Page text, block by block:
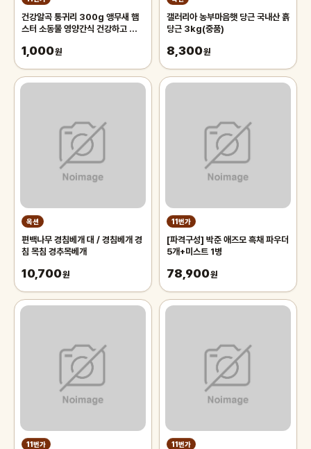
건강알곡 통귀리 300g 앵무새 햄
스터 소동물 영양간식 건강하고 깨끗
1,000원
갤러리아 농부마음햇 당근 국내산 흙
당근 3kg(중품)
8,300원
옥션
편백나무 경침베개 대 / 경침베개 경
침 목침 경추목베개
10,700원
11번가
[파격구성] 박준 애즈모 흑채 파우더
5개+미스트 1병
78,900원
11번가 11번가